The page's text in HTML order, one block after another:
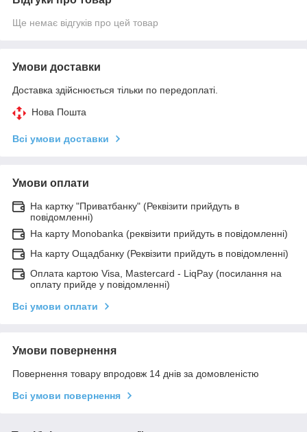
Ще немає відгуків про цей товар
Умови доставки
Доставка здійснюється тільки по передоплаті.
Нова Пошта
Всі умови доставки
Умови оплати
На картку "Приватбанку" (Реквізити прийдуть в
повідомленні)
На карту Monobanka (реквізити прийдуть в повідомленні)
На карту Ощадбанку (Реквізити прийдуть в повідомленні)
Оплата картою Visa, Mastercard - LiqPay (посилання на
оплату прийде у повідомленні)
Всі умови оплати
Умови повернення
Повернення товару впродовж 14 днів за домовленістю
Всі умови повернення